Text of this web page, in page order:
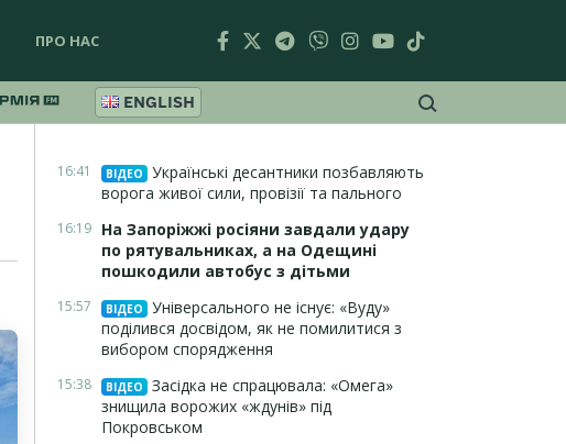
ПРО НАС
ENGLISH
16:41 ВІДЕО
Українські десантники позбавляють
ворога живої сили, провізії та пального
16:19 На Запоріжжі росіяни завдали удару
по рятувальниках, а на Одещині
пошкодили автобус з дітьми
15:57 ВІДЕО
Універсального не існує: «Вуду»
поділився досвідом, як не помилитися з
вибором спорядження
15:38 ВІДЕО
Засідка не спрацювала: «Омега»
знищила ворожих «ждунів» під
Покровськом